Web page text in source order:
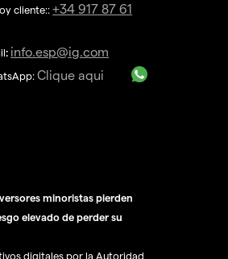
cliente::+34 917 87 61
: info.esp@ig.com
Clique aqui
minoristas pierden
elevado de perder su
digitales por la Autoridad